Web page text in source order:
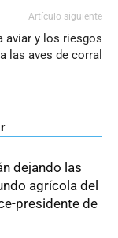
Artículo siguiente
aviar y los riesgos
las aves de corral
dejando las
agrícola del
presidente de